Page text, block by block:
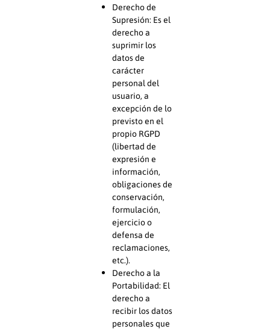
Derecho de
Supresión: Es el
derecho a
suprimir los
datos de
carácter
personal del
usuario, a
excepción de lo
previsto en el
propio RGPD
(libertad de
expresión e
información,
obligaciones de
conservación,
formulación,
ejercicio o
defensa de
reclamaciones,
etc.).
Derecho a la
Portabilidad: El
derecho a
recibir los datos
personales que